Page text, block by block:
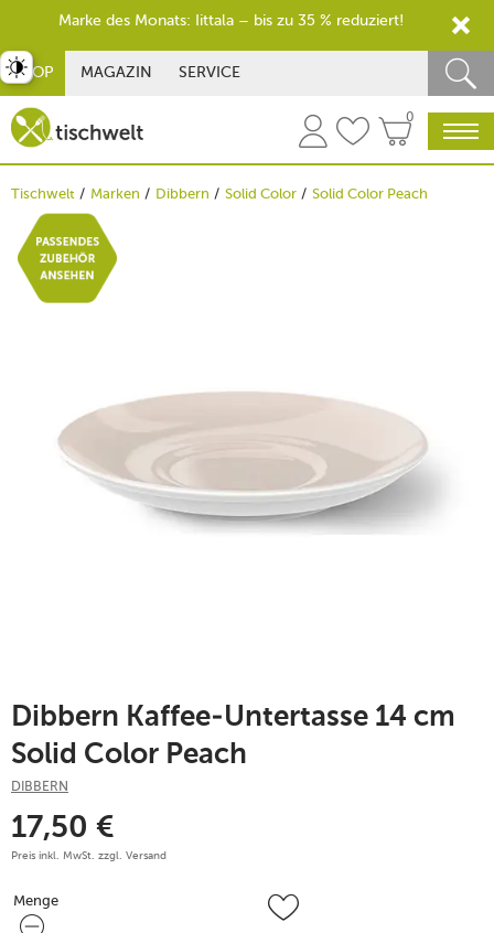
SHOP MAGAZIN SERVICE
0
Tischwelt Marken Dibbern Solid Color Solid Color Peach
Dibbern Kaffee-Untertasse 14 cm
Solid Color Peach
DIBBERN
17,50 €
Preis inkl. MwSt. zzgl. Versand
Menge
Menge
umschalten
Marke des Monats: Iittala – bis zu 35 % reduziert!